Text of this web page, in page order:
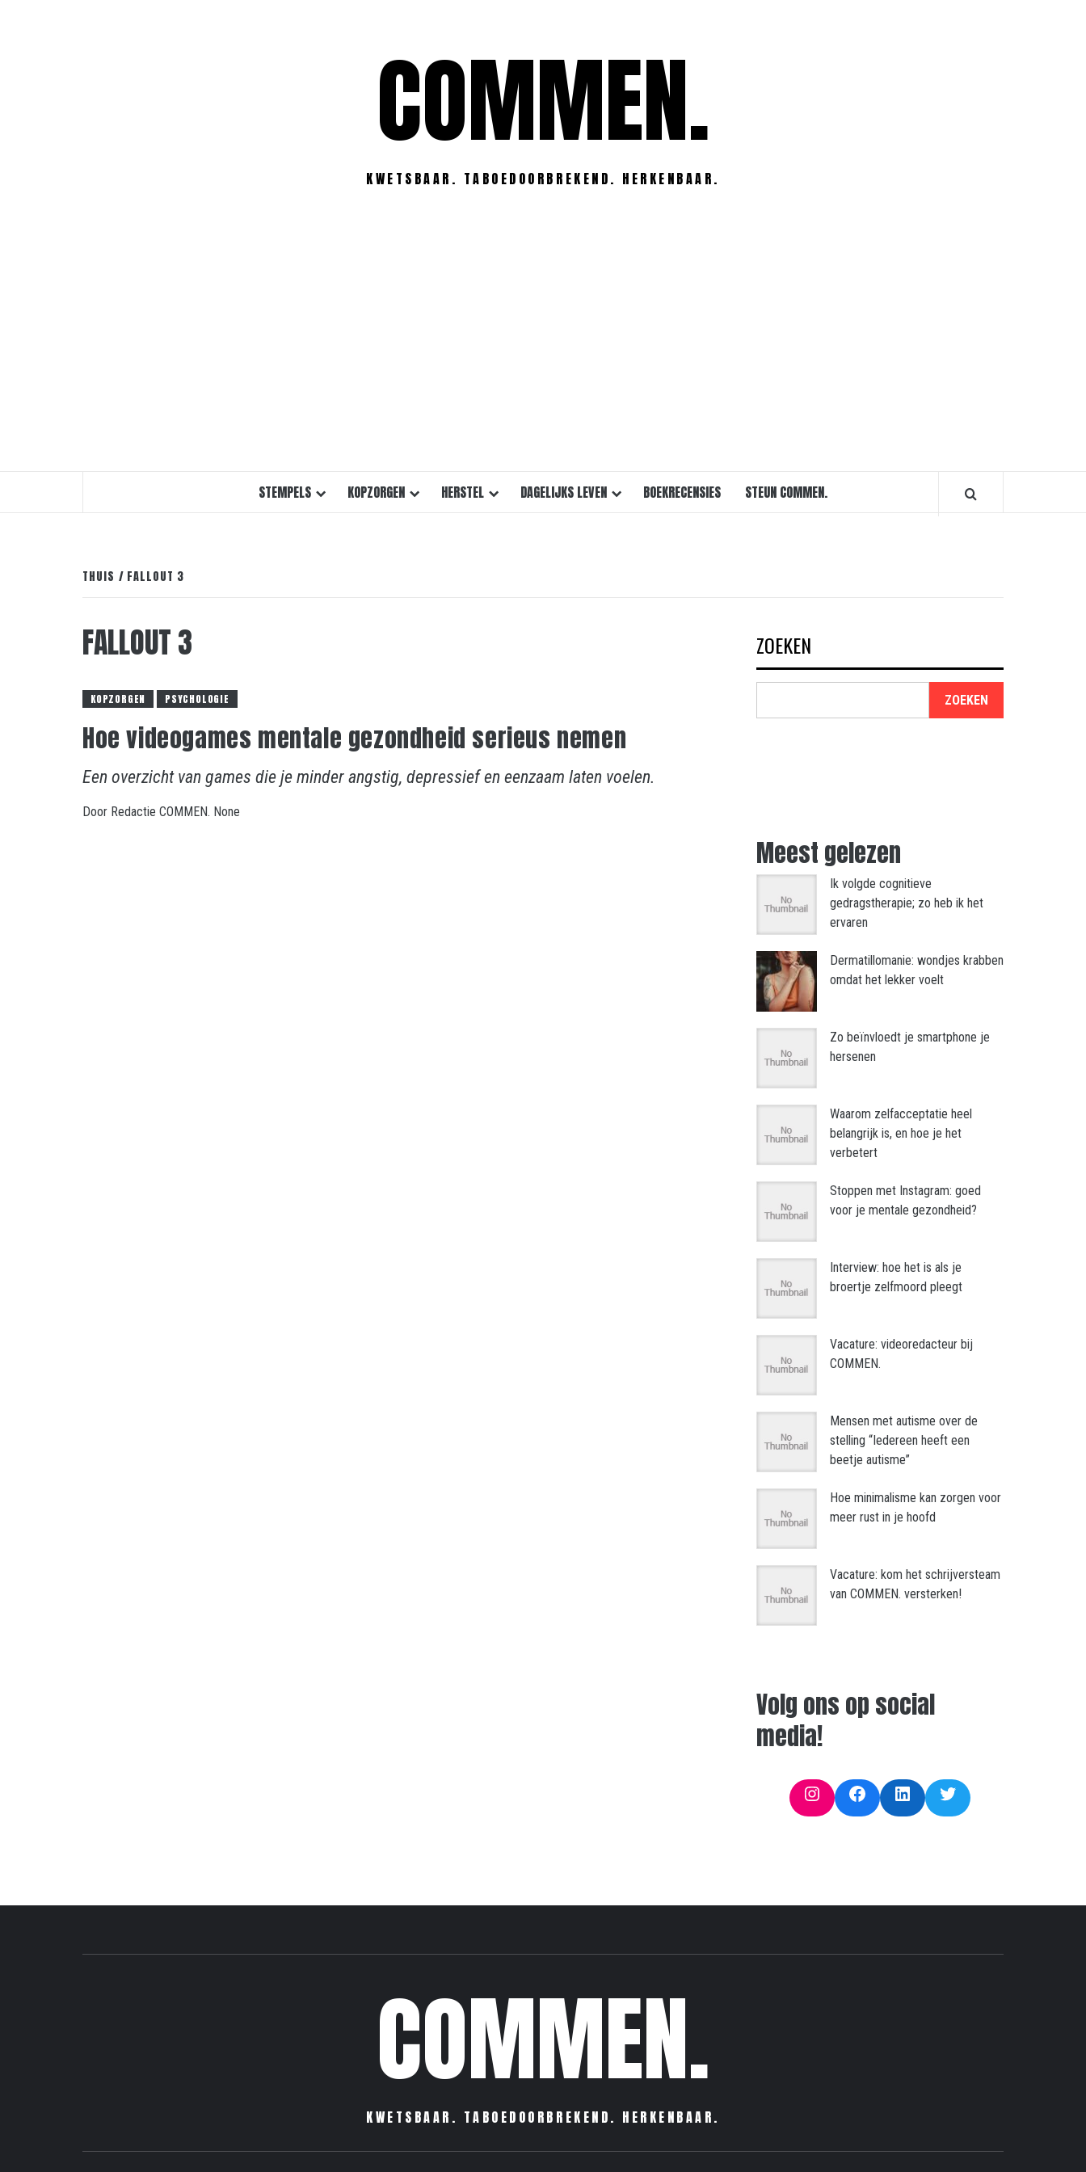
COMMEN.
KWETSBAAR. TABOEDOORBREKEND. HERKENBAAR.
STEMPELS KOPZORGEN HERSTEL DAGELIJKS LEVEN BOEKRECENSIES STEUN COMMEN.
THUIS FALLOUT 3
FALLOUT 3
KOPZORGEN PSYCHOLOGIE
Hoe videogames mentale gezondheid serieus nemen
Een overzicht van games die je minder angstig, depressief en eenzaam laten voelen.
Door Redactie COMMEN. None
ZOEKEN
ZOEKEN
Meest gelezen
Ik volgde cognitieve
gedragstherapie; zo heb ik het
ervaren
Dermatillomanie: wondjes krabben
omdat het lekker voelt
Zo beïnvloedt je smartphone je
hersenen
Waarom zelfacceptatie heel
belangrijk is, en hoe je het
verbetert
Stoppen met Instagram: goed
voor je mentale gezondheid?
Interview: hoe het is als je
broertje zelfmoord pleegt
Vacature: videoredacteur bij
COMMEN.
Mensen met autisme over de
stelling “Iedereen heeft een
beetje autisme”
Hoe minimalisme kan zorgen voor
meer rust in je hoofd
Vacature: kom het schrijversteam
van COMMEN. versterken!
Volg ons op social
media!
InstagramFacebookLinkedInTwitter
COMMEN.
KWETSBAAR. TABOEDOORBREKEND. HERKENBAAR.